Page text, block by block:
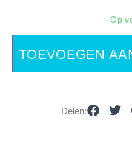
Op
TOEVOEGEN
Delen: